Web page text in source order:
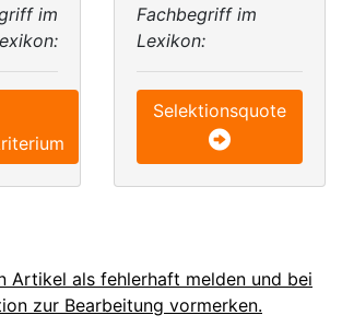
im
Fachbegriff im
Lexikon:
Selektionsquote
Artikel als fehlerhaft melden und bei
zur Bearbeitung vormerken.